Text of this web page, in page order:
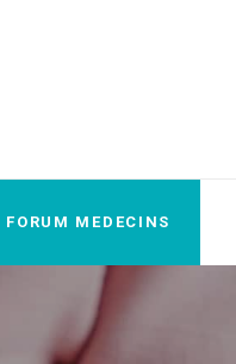
FORUM MEDECINS